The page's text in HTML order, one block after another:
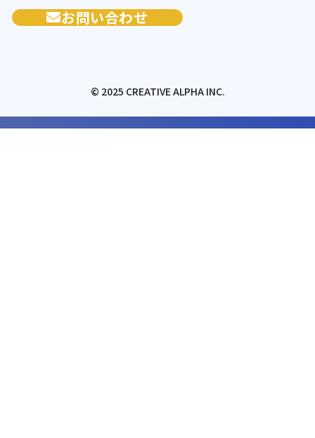
お問い合わせ
© 2025 CREATIVE ALPHA INC.